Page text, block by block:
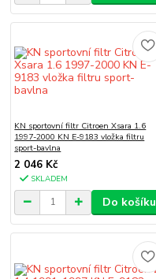
KN sportovní filtr Citroen Xsara 1.6
1997-2000 KN E-9183 vložka filtru
sport-bavlna
2 046 Kč
SKLADEM
Do košíku